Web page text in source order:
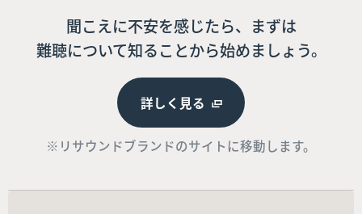
聞こえに不安を感じたら、まずは
難聴について知ることから始めましょう。
詳しく見る
※リサウンドブランドのサイトに移動します。